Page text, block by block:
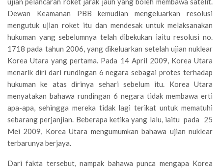
Dewan Keamanan PBB kemudian mengeluarkan resolusi
mengutuk ujian roket itu dan mendesak untuk melaksanakan
hukuman yang sebelumnya telah dibekukan iaitu resolusi no.
1718 pada tahun 2006, yang dikeluarkan setelah ujian nuklear
Korea Utara yang pertama. Pada 14 April 2009, Korea Utara
menarik diri dari rundingan 6 negara sebagai protes terhadap
hukuman ke atas dirinya sehari sebelum itu. Korea Utara
menyatakan bahawa rundingan 6 negara tidak membawa erti
apa-apa, sehingga mereka tidak lagi terikat untuk mematuhi
sebarang perjanjian. Beberapa ketika yang lalu, iaitu pada 25
Mei 2009, Korea Utara mengumumkan bahawa ujian nuklear
terbarunya berjaya.
Dari fakta tersebut, nampak bahawa punca mengapa Korea